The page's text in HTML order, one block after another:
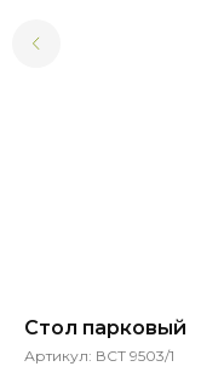
Стол парковый
Артикул: ВСТ 9503/1